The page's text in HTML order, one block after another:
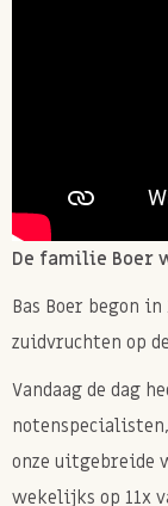
De familie Boer
Bas Boer begon
zuidvruchten op
Vandaag de dag
onze uitgebreide
wekelijks op 11x